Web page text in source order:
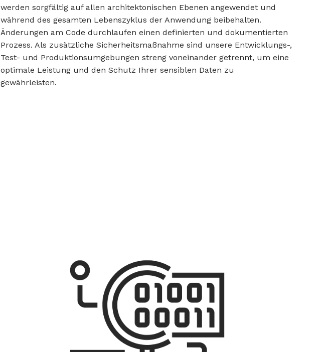
werden sorgfältig auf allen architektonischen Ebenen angewendet und
während des gesamten Lebenszyklus der Anwendung beibehalten.
Änderungen am Code durchlaufen einen definierten und dokumentierten
Prozess. Als zusätzliche Sicherheitsmaßnahme sind unsere Entwicklungs-,
Test- und Produktionsumgebungen streng voneinander getrennt, um eine
optimale Leistung und den Schutz Ihrer sensiblen Daten zu
gewährleisten.